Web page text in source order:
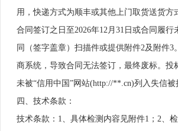
用，快递方式为顺丰或其他上门取货送货
合同签订之日至2026年12月31日或合同履
同（签字盖章）扫描件或提供附件2及附件
商系统，导致合同无法签订，最终废标。
未被“信用中国”网站(http://**.cn)列入失信
四、技术条款：
技术条款：1、具体检测内容见附件1；2、